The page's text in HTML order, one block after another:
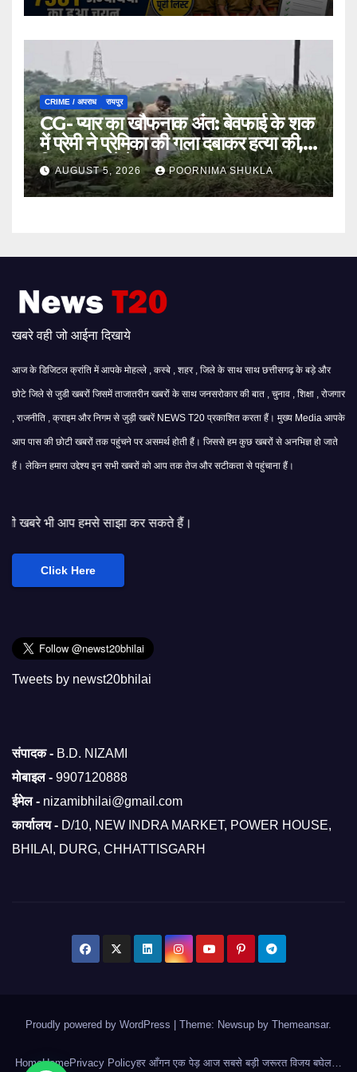
CRIME / अपराध रायपुर
CG- प्यार का खौफनाक अंत: बेवफाई के शक
में प्रेमी ने प्रेमिका की गला दबाकर हत्या की,
फिर तालाब में फेंका शव…
AUGUST 5, 2026 POORNIMA SHUKLA
खबरे वही जो आईना दिखाये
आज के डिजिटल क्रांति में आपके मोहल्ले , कस्बे , शहर , जिले के साथ साथ छत्तीसगढ़ के बड़े और
छोटे जिले से जुडी खबरों जिसमें ताजातरीन खबरों के साथ जनसरोकार की बात , चुनाव , शिक्षा , रोजगार
, राजनीति , क्राइम और निगम से जुड़ी खबरें NEWS T20 प्रकाशित करता हैं। मुख्य Media आपके
आप पास की छोटी खबरों तक पहुंचने पर असमर्थ होती हैं। जिससे हम कुछ खबरों से अनभिज्ञ हो जाते
हैं। लेकिन हमारा उद्देश्य इन सभी खबरों को आप तक तेज और सटीकता से पहुंचाना हैं।
साझा कर सकते हैं।
Click Here
Tweets by newst20bhilai
संपादक - B.D. NIZAMI
मोबाइल - 9907120888
ईमेल - nizamibhilai@gmail.com
कार्यालय - D/10, NEW INDRA MARKET, POWER HOUSE,
BHILAI, DURG, CHHATTISGARH
Proudly powered by WordPress Theme: Newsup by Themeansar.
HomeHomePrivacy Policyहर आँगन एक पेड़ आज सबसे बड़ी जरूरत विजय बघेल…